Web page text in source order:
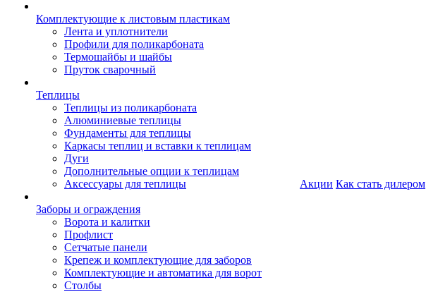
Комплектующие к листовым пластикам
Лента и уплотнители
Профили для поликарбоната
Термошайбы и шайбы
Пруток сварочный
Теплицы
Теплицы из поликарбоната
Алюминиевые теплицы
Фундаменты для теплицы
Каркасы теплиц и вставки к теплицам
Дуги
Дополнительные опции к теплицам
Аксессуары для теплицы
Заборы и ограждения
Ворота и калитки
Профлист
Сетчатые панели
Крепеж и комплектующие для заборов
Комплектующие и автоматика для ворот
Столбы
Акции Как стать дилером